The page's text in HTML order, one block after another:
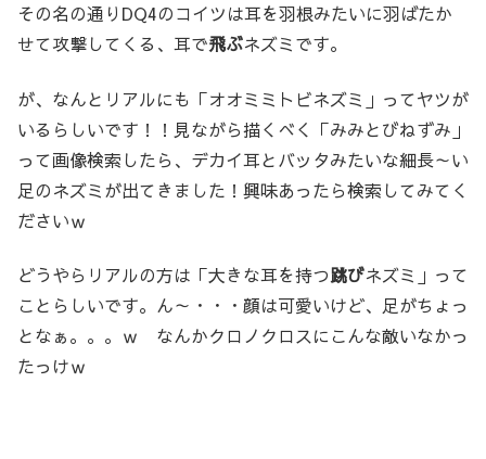
その名の通りDQ4のコイツは耳を羽根みたいに羽ばたか
せて攻撃してくる、耳で飛ぶネズミです。
が、なんとリアルにも「オオミミトビネズミ」ってヤツが
いるらしいです！！見ながら描くべく「みみとびねずみ」
って画像検索したら、デカイ耳とバッタみたいな細長～い
足のネズミが出てきました！興味あったら検索してみてく
ださいｗ
どうやらリアルの方は「大きな耳を持つ跳びネズミ」って
ことらしいです。ん～・・・顔は可愛いけど、足がちょっ
となぁ。。。ｗ なんかクロノクロスにこんな敵いなかっ
たっけｗ